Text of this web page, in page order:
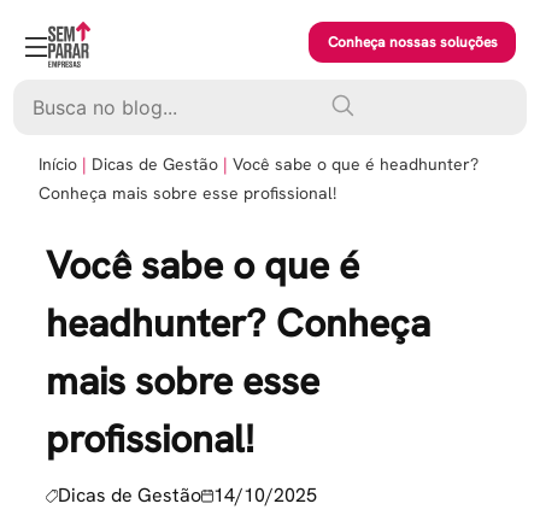
content
Conheça nossas soluções
Início Dicas de Gestão
Você sabe o que é headhunter?
Conheça mais sobre esse profissional!
Você sabe o que é
headhunter? Conheça
mais sobre esse
profissional!
Dicas de Gestão 14/10/2025